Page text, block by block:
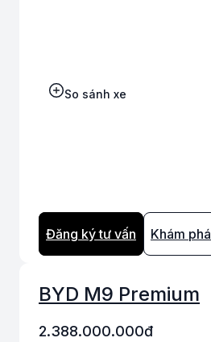
So sánh xe
Đăng ký tư vấn Khám phá
BYD M9 Premium
2.388.000.000đ